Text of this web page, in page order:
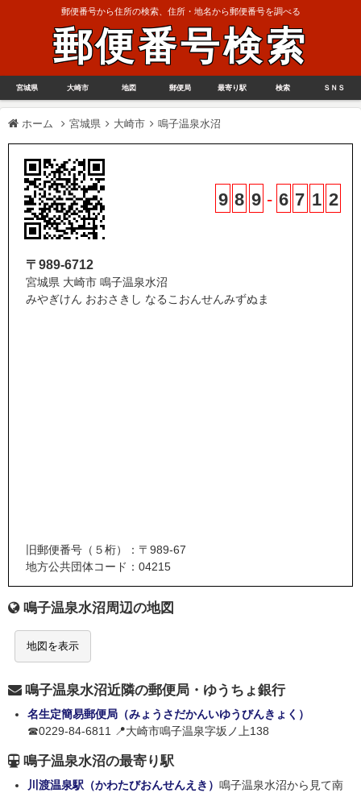
郵便番号から住所の検索、住所・地名から郵便番号を調べる
郵便番号検索
宮城県 大崎市 地図 郵便局 最寄り駅 検索 ＳＮＳ
ホーム 宮城県 大崎市 鳴子温泉水沼
9 8 9 - 6 7 1 2
〒989-6712
宮城県 大崎市 鳴子温泉水沼
みやぎけん おおさきし なるこおんせんみずぬま
旧郵便番号（５桁）：〒989-67
地方公共団体コード：04215
鳴子温泉水沼周辺の地図
地図を表示
鳴子温泉水沼近隣の郵便局・ゆうちょ銀行
名生定簡易郵便局（みょうさだかんいゆうびんきょく）
☎0229-84-6811 📍大崎市鳴子温泉字坂ノ上138
鳴子温泉水沼の最寄り駅
川渡温泉駅（かわたびおんせんえき） 鳴子温泉水沼から見て南